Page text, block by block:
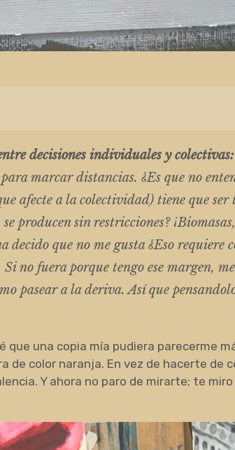
decisiones individuales y colectivas:
marcar distancias. ¿Es que no
afecte a la colectividad) tiene que
producen sin restricciones?
decido que no me gusta ¿Eso requiere
no fuera porque tengo ese margen,
pasear a la deriva. Así que
que una copia mía pudiera parecerme
de color naranja. En vez de hacerte de
Y ahora no paro de mirarte; te